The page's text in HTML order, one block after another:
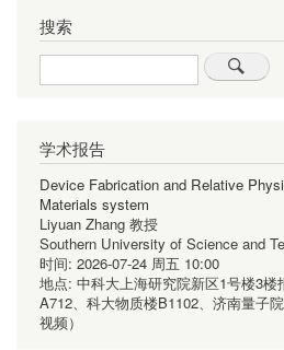
搜索
Search
学术报告
Device Fabrication and Relative
Materials system
Liyuan Zhang 教授
Southern University of Science and
时间: 2026-07-24 周五 10:00
地点: 中科大上海研究院新区1号楼3
A712、科大物质楼B1102、济南量子
视频）